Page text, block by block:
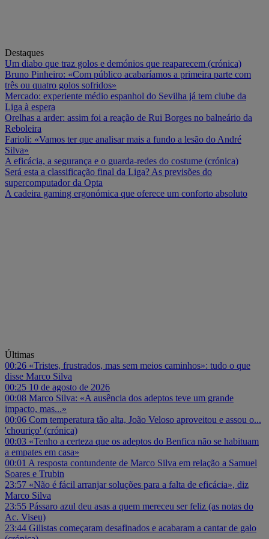
Destaques
Um diabo que traz golos e demónios que reaparecem (crónica)
Bruno Pinheiro: «Com público acabaríamos a primeira parte com
três ou quatro golos sofridos»
Mercado: experiente médio espanhol do Sevilha já tem clube da
Liga à espera
Orelhas a arder: assim foi a reação de Rui Borges no balneário da
Reboleira
Farioli: «Vamos ter que analisar mais a fundo a lesão do André
Silva»
A eficácia, a segurança e o guarda-redes do costume (crónica)
Será esta a classificação final da Liga? As previsões do
supercomputador da Opta
A cadeira gaming ergonómica que oferece um conforto absoluto
Últimas
00:26 «Tristes, frustrados, mas sem meios caminhos»: tudo o que
disse Marco Silva
00:25 10 de agosto de 2026
00:08 Marco Silva: «A ausência dos adeptos teve um grande
impacto, mas...»
00:06 Com temperatura tão alta, João Veloso aproveitou e assou o...
'chouriço' (crónica)
00:03 «Tenho a certeza que os adeptos do Benfica não se habituam
a empates em casa»
00:01 A resposta contundente de Marco Silva em relação a Samuel
Soares e Trubin
23:57 «Não é fácil arranjar soluções para a falta de eficácia», diz
Marco Silva
23:55 Pássaro azul deu asas a quem mereceu ser feliz (as notas do
Ac. Viseu)
23:44 Gilistas começaram desafinados e acabaram a cantar de galo